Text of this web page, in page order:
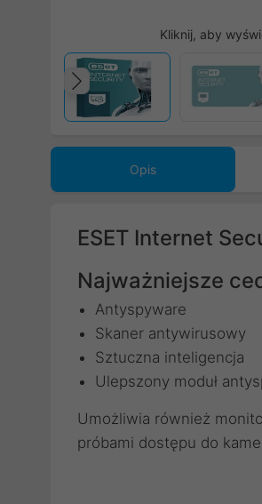
Kliknij, aby
Poprzedni
Opis
ESET Internet
Najważniejsze
Antyspyware
Skaner antywirusowy
Sztuczna inteligencja
Ulepszony moduł
Umożliwia również
próbami dostępu do